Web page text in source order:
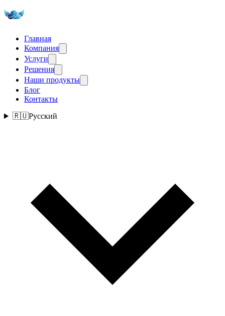
Главная
Компания
Услуги
Решения
Наши продукты
Блог
Контакты
🇷🇺Русский